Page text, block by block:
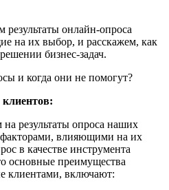
результаты онлайн-опроса
на их выбор, и расскажем, как
бизнес-задач.
клиентов:
на результаты опроса наших
факторами, влияющими на их
в качестве инструмента
основные преимущества
клиентами, включают: